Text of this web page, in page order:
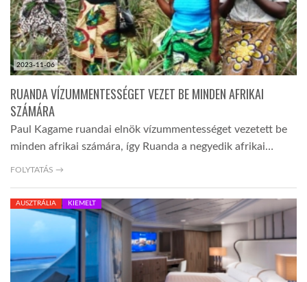
2023-11-06
RUANDA VÍZUMMENTESSÉGET VEZET BE MINDEN AFRIKAI
SZÁMÁRA
Paul Kagame ruandai elnök vízummentességet vezetett be
minden afrikai számára, így Ruanda a negyedik afrikai…
FOLYTATÁS →
AUSZTRÁLIA KIEMELT